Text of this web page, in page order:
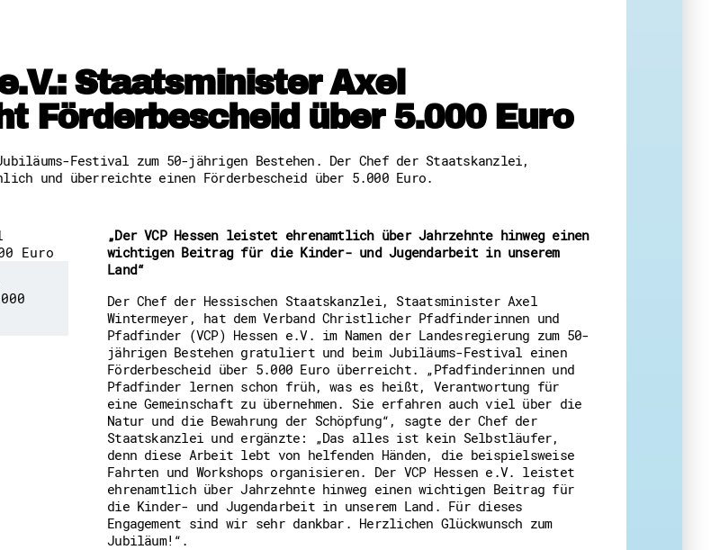
Service-Learning
Mach dich schlau
Di@-Lotsen in Hessen
Energiepreiskrise und Ehrenamt
Patenschaftsprojekte
Qualifizierung & Fortbildung
Stiftungen
Vereine, Spenden, Steuern - Gut zu Wissen
Versicherungsschutz
Wissenswertes rund um dein Ehrenamt
Zahlen, Daten, Fakten aus Hessen
Service
Suche
Downloads
Kontakt
Impressum
Datenschutz
Erklärung zur Barrierefreiheit
Barriere melden
Staatsminister Axel
Förderbescheid über 5.000 Euro
Festival zum 50-jährigen Bestehen. Der Chef der Staatskanzlei,
und überreichte einen Förderbescheid über 5.000 Euro.
„Der VCP Hessen leistet ehrenamtlich über Jahrzehnte hinweg einen
wichtigen Beitrag für die Kinder- und Jugendarbeit in unserem
Land“
Der Chef der Hessischen Staatskanzlei, Staatsminister Axel
Wintermeyer, hat dem Verband Christlicher Pfadfinderinnen und
Pfadfinder (VCP) Hessen e.V. im Namen der Landesregierung zum 50-
jährigen Bestehen gratuliert und beim Jubiläums-Festival einen
Förderbescheid über 5.000 Euro überreicht. „Pfadfinderinnen und
Pfadfinder lernen schon früh, was es heißt, Verantwortung für
eine Gemeinschaft zu übernehmen. Sie erfahren auch viel über die
Natur und die Bewahrung der Schöpfung“, sagte der Chef der
Staatskanzlei und ergänzte: „Das alles ist kein Selbstläufer,
denn diese Arbeit lebt von helfenden Händen, die beispielsweise
Fahrten und Workshops organisieren. Der VCP Hessen e.V. leistet
ehrenamtlich über Jahrzehnte hinweg einen wichtigen Beitrag für
die Kinder- und Jugendarbeit in unserem Land. Für dieses
Engagement sind wir sehr dankbar. Herzlichen Glückwunsch zum
Jubiläum!“.